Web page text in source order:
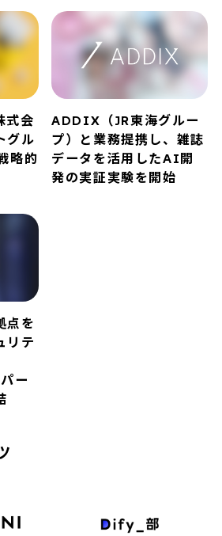
式会
グル
略的
ADDIX（JR東海グルー
プ）と業務提携し、雑誌
データを活用したAI開
発の実証実験を開始
点を
リテ
ー